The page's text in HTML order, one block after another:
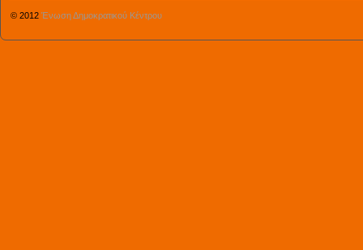
© 2012 Ένωση Δημοκρατικού Κέντρου